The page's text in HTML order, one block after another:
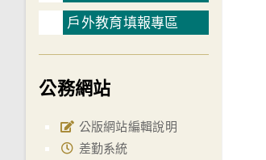
戶外教育填報專區
公務網站
公版網站編輯說明
差勤系統